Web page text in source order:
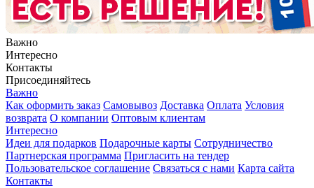
Важно
Интересно
Контакты
Присоединяйтесь
Важно
Как оформить заказ Самовывоз Доставка Оплата Условия
возврата О компании Оптовым клиентам
Интересно
Идеи для подарков Подарочные карты Сотрудничество
Партнерская программа Пригласить на тендер
Пользовательское соглашение Связаться с нами Карта сайта
Контакты